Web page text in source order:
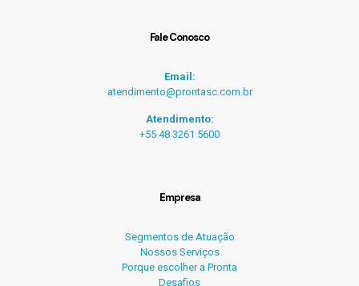
Fale Conosco
Email:
atendimento@prontasc.com.br
Atendimento:
+55 48 3261 5600
Empresa
Segmentos de Atuação
Nossos Serviços
Porque escolher a Pronta
Desafios